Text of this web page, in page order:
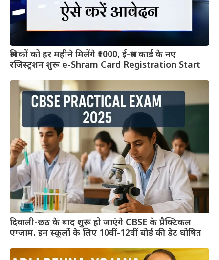
श्रमिकों को हर महीने मिलेंगे ₹1000, ई-श्रम कार्ड के नए
रजिस्ट्रशन शुरू e-Shram Card Registration Start
दिवाली-छठ के बाद शुरू हो जाएंगे CBSE के प्रैक्टिकल
एग्जाम, इन स्कूलों के लिए 10वीं-12वीं बोर्ड की डेट घोषित